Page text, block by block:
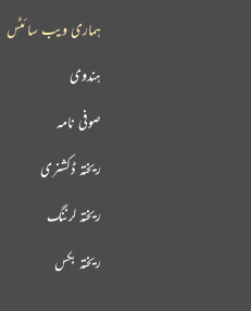
ہماری ویب سائٹس
ہندوی
صوفی نامہ
ریختہ ڈکشنری
ریختہ لرننگ
ریختہ بکس